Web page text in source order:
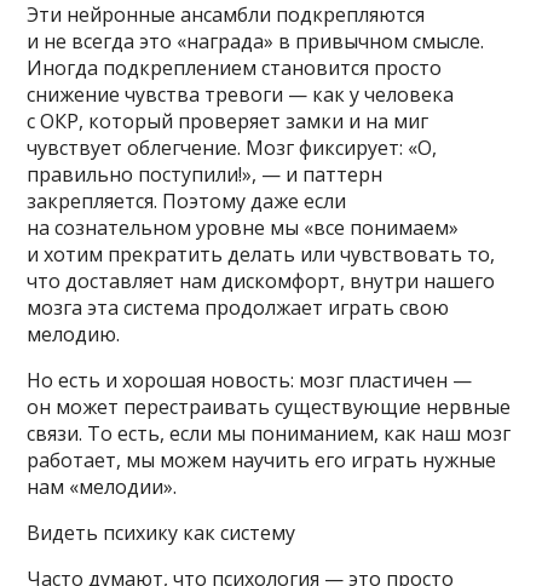
Эти нейронные ансамбли подкрепляются
и не всегда это «награда» в привычном смысле.
Иногда подкреплением становится просто
снижение чувства тревоги — как у человека
с ОКР, который проверяет замки и на миг
чувствует облегчение. Мозг фиксирует: «О,
правильно поступили!», — и паттерн
закрепляется. Поэтому даже если
на сознательном уровне мы «все понимаем»
и хотим прекратить делать или чувствовать то,
что доставляет нам дискомфорт, внутри нашего
мозга эта система продолжает играть свою
мелодию.
Но есть и хорошая новость: мозг пластичен —
он может перестраивать существующие нервные
связи. То есть, если мы пониманием, как наш мозг
работает, мы можем научить его играть нужные
нам «мелодии».
Видеть психику как систему
Часто думают, что психология — это просто